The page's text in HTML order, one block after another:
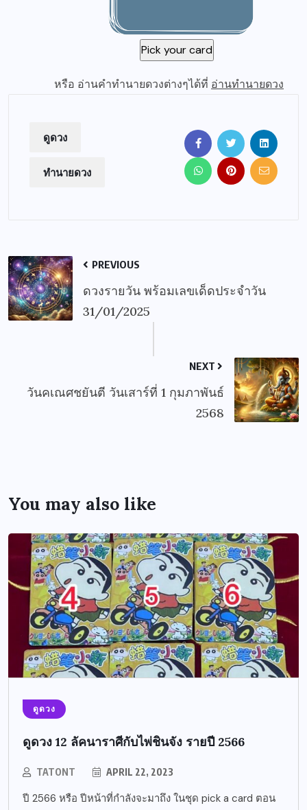
หรือ อ่านคำทำนายดวงต่างๆได้ที่ อ่านทำนายดวง
ดูดวง
ทำนายดวง
PREVIOUS
ดวงรายวัน พร้อมเลขเด็ดประจำวัน
31/01/2025
NEXT
วันคเณศชยันตี วันเสาร์ที่ 1 กุมภาพันธ์
2568
You may also like
ดูดวง
ดูดวง 12 ลัคนาราศีกับไพ่ชินจัง รายปี 2566
TATONT APRIL 22, 2023
ปี 2566 หรือ ปีหน้าที่กำลังจะมาถึง ในชุด pick a card ตอน